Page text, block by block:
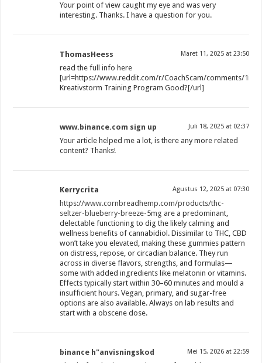
Your point of view caught my eye and was very
interesting. Thanks. I have a question for you.
ThomasHeess Maret 11, 2025 at 23:50
read the full info here
[url=https://www.reddit.com/r/CoachScam/comments/
Kreativstorm Training Program Good?[/url]
www.binance.com sign up Juli 18, 2025 at 02:37
Your article helped me a lot, is there any more related
content? Thanks!
Kerrycrita Agustus 12, 2025 at 07:30
https://www.cornbreadhemp.com/products/thc-
seltzer-blueberry-breeze-5mg are a predominant,
delectable functioning to dig the likely calming and
wellness benefits of cannabidiol. Dissimilar to THC, CBD
won’t take you elevated, making these gummies pattern
on distress, repose, or circadian balance. They run
across in diverse flavors, strengths, and formulas—
some with added ingredients like melatonin or vitamins.
Effects typically start within 30–60 minutes and mould a
insufficient hours. Vegan, primary, and sugar-free
options are also available. Always on lab results and
start with a obscene dose.
binance h"anvisningskod Mei 15, 2026 at 22:59